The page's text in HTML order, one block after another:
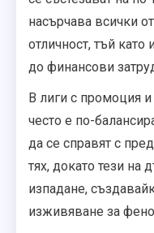
насърчава всички
отличност, тъй
до финансови
В лиги с промоция
често е по-
да се справят с
тях, докато тези на
изпадане,
изживяване за